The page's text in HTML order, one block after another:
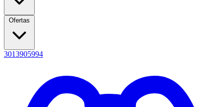
Ofertas
3013905994